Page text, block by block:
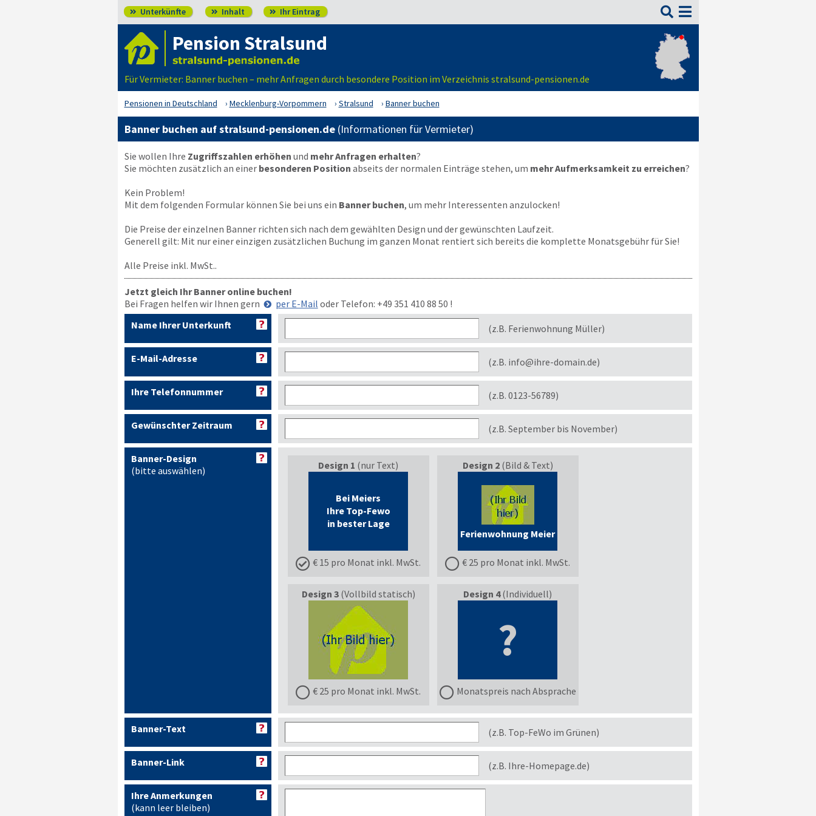
 Unterkünfte  Inhalt  Ihr Eintrag 
Pension Stralsund
Für Vermieter: Banner buchen – mehr Anfragen durch besondere Position im Verzeichnis stralsund-pensionen.de
Pensionen in Deutschland Mecklenburg-Vorpommern Stralsund Banner buchen
Banner buchen auf stralsund-pensionen.de (Informationen für Vermieter)
Sie wollen Ihre Zugriffszahlen erhöhen und mehr Anfragen erhalten?
Sie möchten zusätzlich an einer besonderen Position abseits der normalen Einträge stehen, um mehr Aufmerksamkeit zu erreichen?
Kein Problem!
Mit dem folgenden Formular können Sie bei uns ein Banner buchen, um mehr Interessenten anzulocken!
Die Preise der einzelnen Banner richten sich nach dem gewählten Design und der gewünschten Laufzeit.
Generell gilt: Mit nur einer einzigen zusätzlichen Buchung im ganzen Monat rentiert sich bereits die komplette Monatsgebühr für Sie!
Alle Preise inkl. MwSt..
Jetzt gleich Ihr Banner online buchen!
Bei Fragen helfen wir Ihnen gern
per E-Mail oder Telefon: +49 351 410 88 50 !
Name Ihrer Unterkunft
(z.B. Ferienwohnung Müller)
E-Mail-Adresse (z.B. info@ihre-domain.de)
Ihre Telefonnummer (z.B. 0123-56789)
Gewünschter Zeitraum (z.B. September bis November)
Banner-Design
(bitte auswählen)
Design 1 (nur Text)
Bei Meiers
Ihre Top-Fewo
in bester Lage
€ 15 pro Monat inkl. MwSt.
Design 2(Bild & Text)
Ferienwohnung Meier
€ 25 pro Monat inkl. MwSt.
Design 3(Vollbild statisch)
€ 25 pro Monat inkl. MwSt.
Design 4(Individuell)
?
Monatspreis nach Absprache
Banner-Text (z.B. Top-FeWo im Grünen)
Banner-Link (z.B. Ihre-Homepage.de)
Ihre Anmerkungen
(kann leer bleiben)